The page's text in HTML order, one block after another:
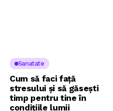
Sanatate
Cum să faci față
stresului și să găsești
timp pentru tine în
condițiile lumii